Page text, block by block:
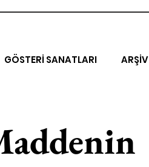
GÖSTERİ SANATLARI ARŞİV
SOHBETLER 500K